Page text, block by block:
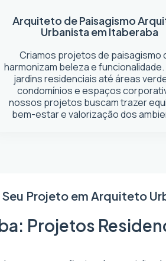
Arquiteto de Paisagismo
Urbanista em Itaberaba
Criamos projetos de paisagismo
harmonizam beleza e
jardins residenciais até áreas
condomínios e espaços
nossos projetos buscam trazer
bem-estar e valorização dos
Projeto em Arquiteto
Projetos